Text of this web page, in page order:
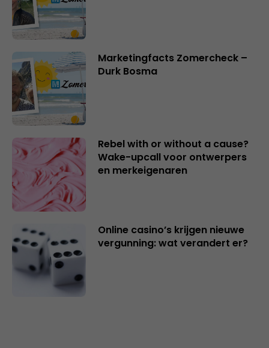
Marketingfacts Zomercheck –
Durk Bosma
Rebel with or without a cause?
Wake-upcall voor ontwerpers
en merkeigenaren
Online casino’s krijgen nieuwe
vergunning: wat verandert er?